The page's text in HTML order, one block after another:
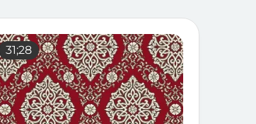
31;28